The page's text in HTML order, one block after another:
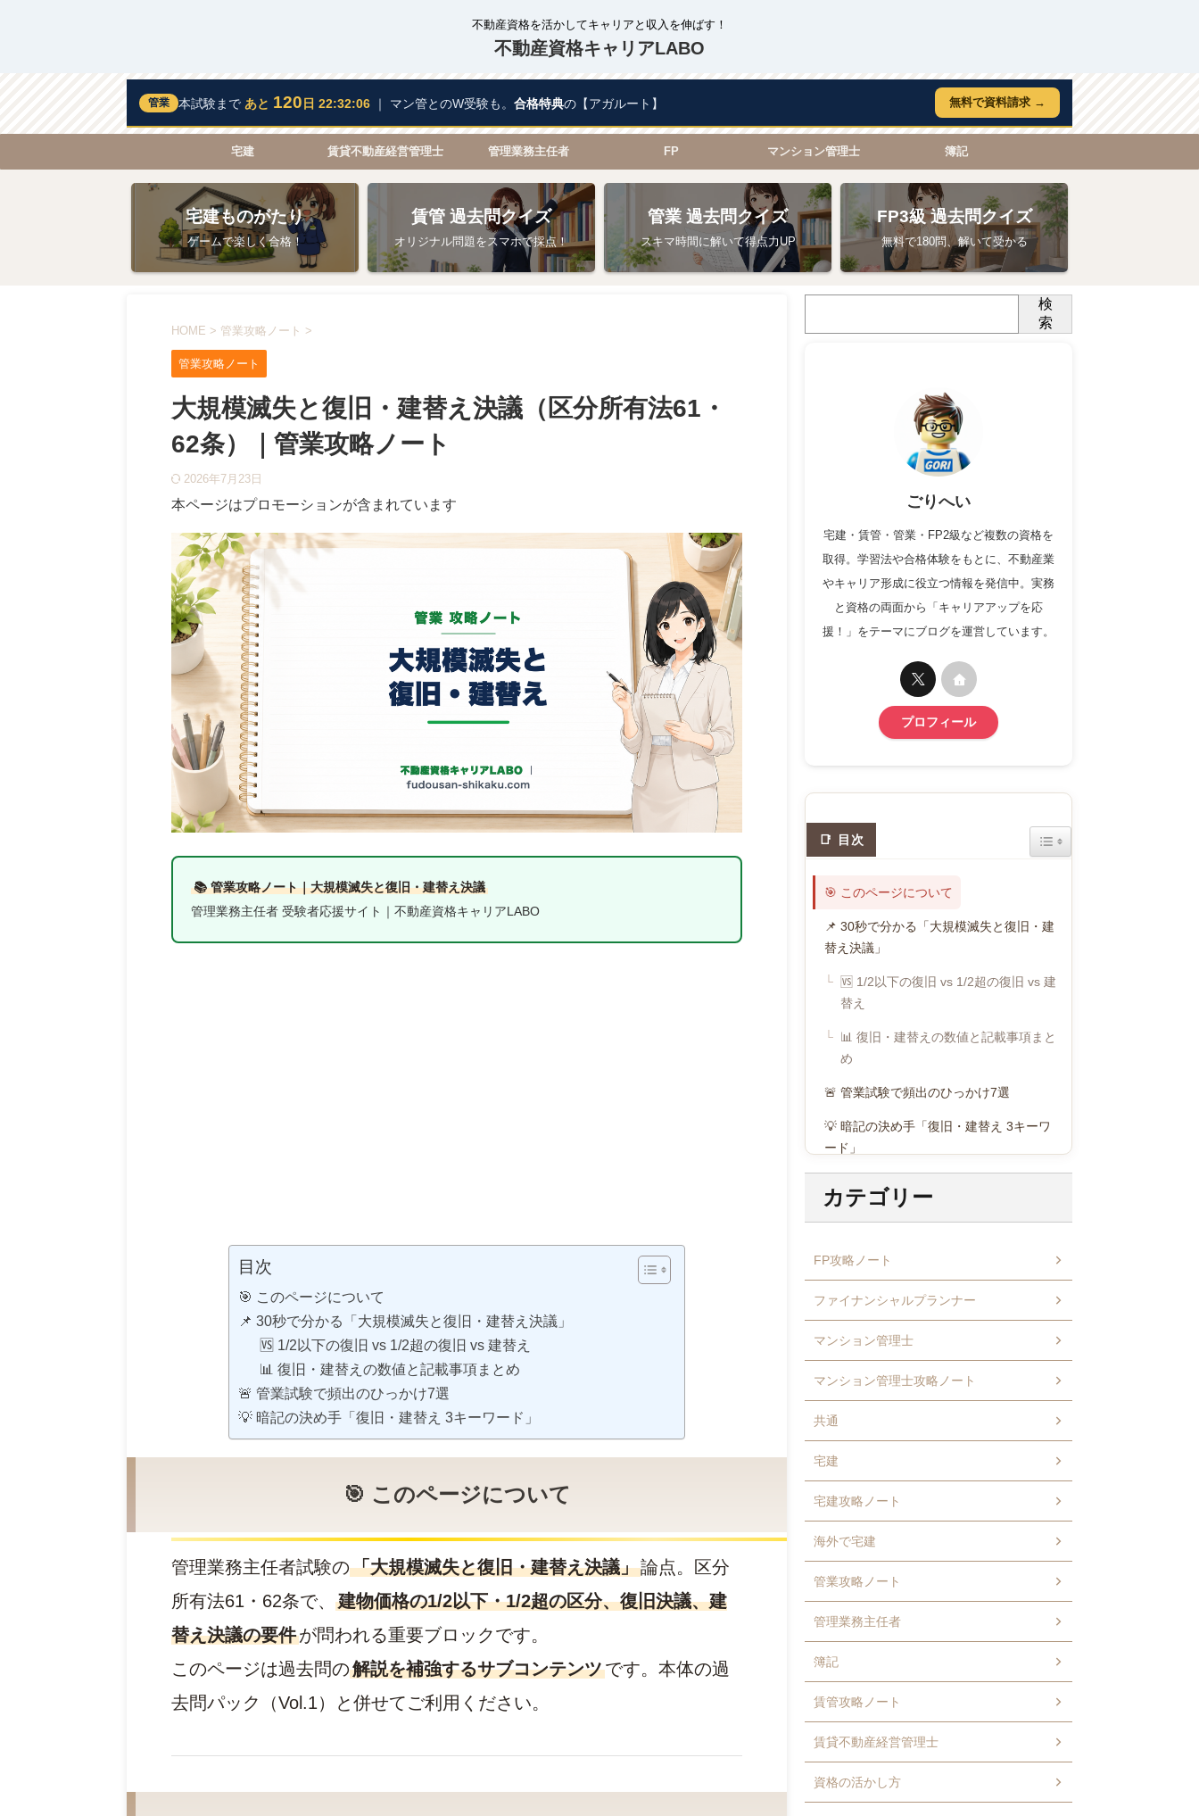
不動産資格を活かしてキャリアと収入を伸ばす！
不動産資格キャリアLABO
管業 本試験まで あと 120 日 22:32:05 ｜ マン管とのW受験も。 合格特典の【アガルート】 無料で資料請求 →
宅建 賃貸不動産経営管理士 管理業務主任者 FP マンション管理士 簿記
宅建ものがたり
ゲームで楽しく合格！
賃管 過去問クイズ
オリジナル問題をスマホで採点！
管業 過去問クイズ
スキマ時間に解いて得点力UP
FP3級 過去問クイズ
無料で180問、解いて受かる
HOME > 管業攻略ノート >
管業攻略ノート
大規模滅失と復旧・建替え決議（区分所有法61・
62条）｜管業攻略ノート
2026年7月23日
本ページはプロモーションが含まれています
📚 管業攻略ノート｜大規模滅失と復旧・建替え決議
管理業務主任者 受験者応援サイト｜不動産資格キャリアLABO
目次
🎯 このページについて
📌 30秒で分かる「大規模滅失と復旧・建替え決議」
🆚 1/2以下の復旧 vs 1/2超の復旧 vs 建替え
📊 復旧・建替えの数値と記載事項まとめ
🚨 管業試験で頻出のひっかけ7選
💡 暗記の決め手「復旧・建替え 3キーワード」
🎯 このページについて
管理業務主任者試験の「大規模滅失と復旧・建替え決議」論点。区分
所有法61・62条で、
建物価格の1/2以下・1/2超の区分、復旧決議、建
替え決議の要件が問われる重要ブロックです。
このページは過去問の解説を補強するサブコンテンツです。本体の過
去問パック（Vol.1）と併せてご利用ください。
検
索
ごりへい
宅建・賃管・管業・FP2級など複数の資格を
取得。学習法や合格体験をもとに、不動産業
やキャリア形成に役立つ情報を発信中。実務
と資格の両面から「キャリアアップを応
援！」をテーマにブログを運営しています。
プロフィール
目次 Toggle Table of Content
🎯 このページについて
📌 30秒で分かる「大規模滅失と復旧・建
替え決議」
🆚 1/2以下の復旧 vs 1/2超の復旧 vs 建
替え
📊 復旧・建替えの数値と記載事項まと
め
🚨 管業試験で頻出のひっかけ7選
💡 暗記の決め手「復旧・建替え 3キーワ
ード」
カテゴリー
FP攻略ノート
ファイナンシャルプランナー
マンション管理士
マンション管理士攻略ノート
共通
宅建
宅建攻略ノート
海外で宅建
管業攻略ノート
管理業務主任者
簿記
賃管攻略ノート
賃貸不動産経営管理士
資格の活かし方